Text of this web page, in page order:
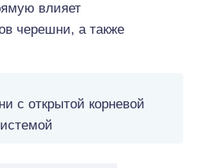
влияет
черешни, а также
с открытой корневой